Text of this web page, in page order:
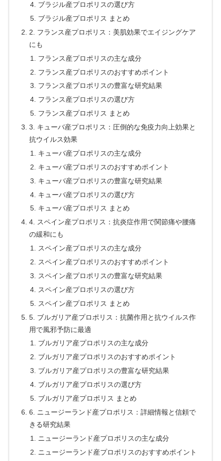
ブラジル産プロポリスの選び方
ブラジル産プロポリス まとめ
2. フランス産プロポリス：美肌効果でエイジングケア
にも
フランス産プロポリスの主な成分
フランス産プロポリスのおすすめポイント
フランス産プロポリスの豊富な研究結果
フランス産プロポリスの選び方
フランス産プロポリス まとめ
3. キューバ産プロポリス：圧倒的な免疫力向上効果と
抗ウイルス効果
キューバ産プロポリスの主な成分
キューバ産プロポリスのおすすめポイント
キューバ産プロポリスの豊富な研究結果
キューバ産プロポリスの選び方
キューバ産プロポリス まとめ
4. スペイン産プロポリス：抗炎症作用で関節痛や腰痛
の緩和にも
スペイン産プロポリスの主な成分
スペイン産プロポリスのおすすめポイント
スペイン産プロポリスの豊富な研究結果
スペイン産プロポリスの選び方
スペイン産プロポリス まとめ
5. ブルガリア産プロポリス：抗菌作用と抗ウイルス作
用で風邪予防に最適
ブルガリア産プロポリスの主な成分
ブルガリア産プロポリスのおすすめポイント
ブルガリア産プロポリスの豊富な研究結果
ブルガリア産プロポリスの選び方
ブルガリア産プロポリス まとめ
6. ニュージーランド産プロポリス：詳細情報と信頼で
きる研究結果
ニュージーランド産プロポリスの主な成分
ニュージーランド産プロポリスのおすすめポイント